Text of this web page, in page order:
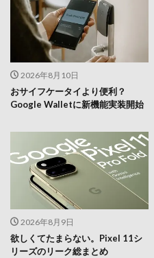
2026年8月10日
おサイフケータイより便利？
Google Walletに新機能実装開始
2026年8月9日
欲しくてたまらない。Pixel 11シ
リーズのリーク総まとめ